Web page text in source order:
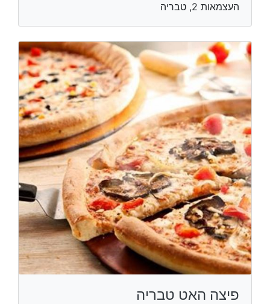
העצמאות 2, טבריה
פיצה האט טבריה